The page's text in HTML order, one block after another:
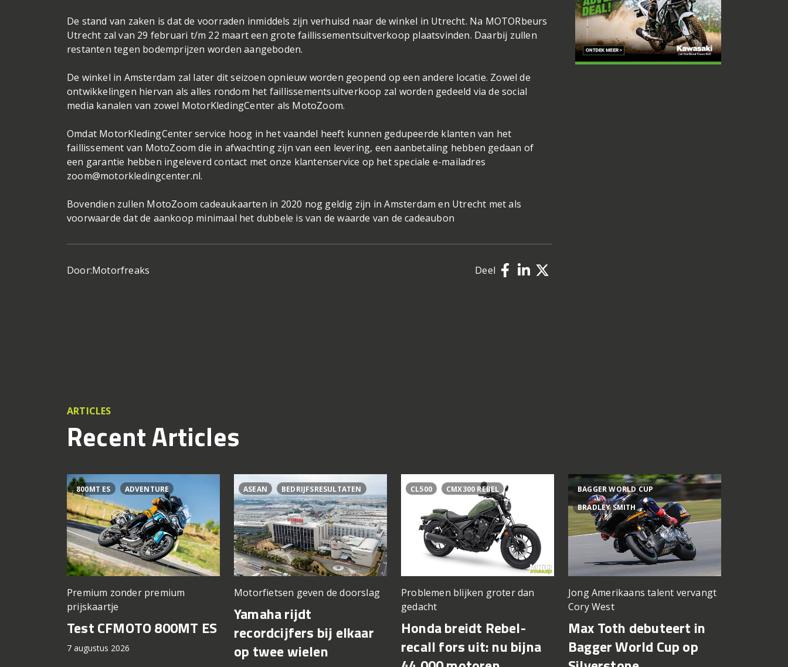
De stand van zaken is dat de voorraden inmiddels zijn verhuisd naar de winkel in Utrecht. Na MOTORbeurs
Utrecht zal van 29 februari t/m 22 maart een grote faillissementsuitverkoop plaatsvinden. Daarbij zullen
restanten tegen bodemprijzen worden aangeboden.
De winkel in Amsterdam zal later dit seizoen opnieuw worden geopend op een andere locatie. Zowel de
ontwikkelingen hiervan als alles rondom het faillissementsuitverkoop zal worden gedeeld via de social
media kanalen van zowel MotorKledingCenter als MotoZoom.
Omdat MotorKledingCenter service hoog in het vaandel heeft kunnen gedupeerde klanten van het
faillissement van MotoZoom die in afwachting zijn van een levering, een aanbetaling hebben gedaan of
een garantie hebben ingeleverd contact met onze klantenservice op het speciale e-mailadres
zoom@motorkledingcenter.nl.
Bovendien zullen MotoZoom cadeaukaarten in 2020 nog geldig zijn in Amsterdam en Utrecht met als
voorwaarde dat de aankoop minimaal het dubbele is van de waarde van de cadeaubon
Door:Motorfreaks Deel
ARTICLES
Recent Articles
800MT ES ADVENTURE
Premium zonder premium
prijskaartje
Test CFMOTO 800MT ES
7 augustus 2026
ASEAN BEDRIJFSRESULTATEN
Motorfietsen geven de doorslag
Yamaha rijdt
recordcijfers bij elkaar
op twee wielen
CL500 CMX300 REBEL
Problemen blijken groter dan
gedacht
Honda breidt Rebel-
recall fors uit: nu bijna
BAGGER WORLD CUP
BRADLEY SMITH
Jong Amerikaans talent vervangt
Cory West
Max Toth debuteert in
Bagger World Cup op